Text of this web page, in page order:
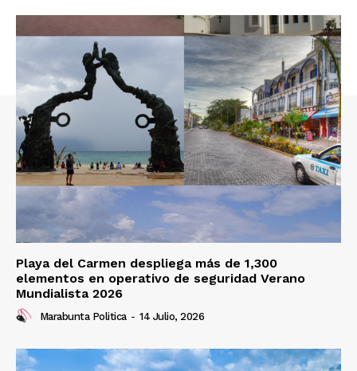
Playa del Carmen despliega más de 1,300
elementos en operativo de seguridad Verano
Mundialista 2026
Marabunta Politica - 14 Julio, 2026